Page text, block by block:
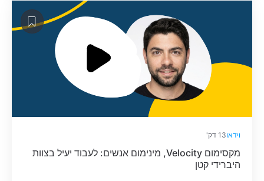
וידאו13 דק'
מקסימום Velocity, מינימום אנשים: לעבוד יעיל בצוות
היברידי קטן